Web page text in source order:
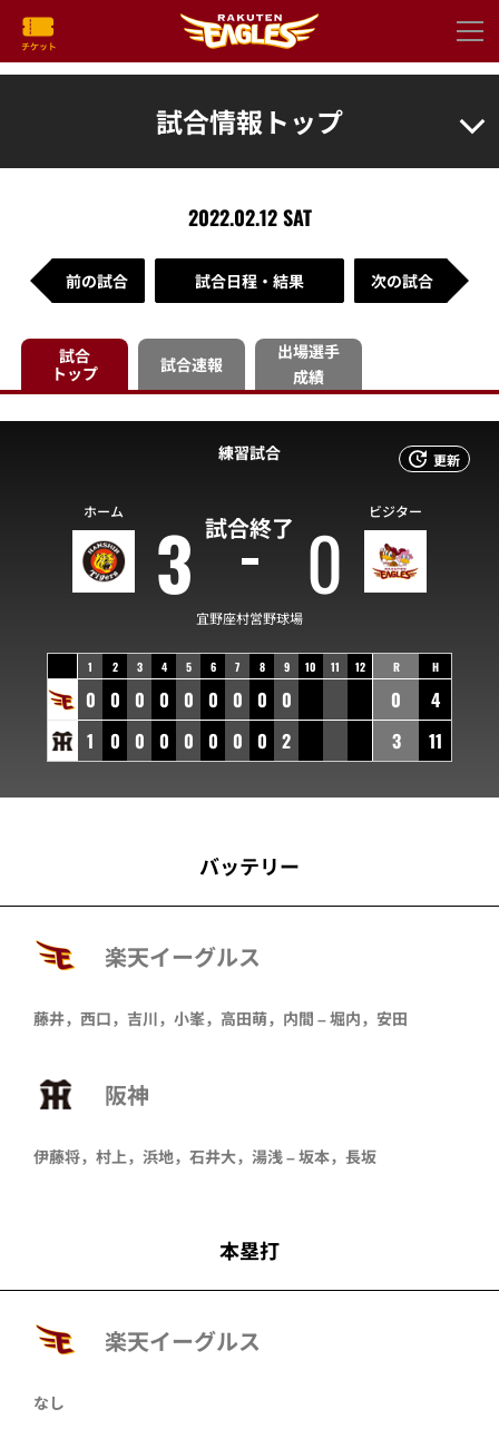
試合情報トップ
2022.02.12 SAT
前の試合 試合日程・結果 次の試合
試合
トップ
試合速報
出場選手
成績
更新
練習試合
試合終了
ホーム 3 0 ビジター
宜野座村営野球場
1 2 3 4 5 6 7 8 9 10 11 12
0 0 0 0 0 0 0 0 0
1
0 0 0 0 0 0 0 2
R H
0
4
3
11
バッテリー
楽天イーグルス
藤井，西口，吉川，小峯，高田萌，内間 – 堀内，安田
阪神
伊藤将，村上，浜地，石井大，湯浅 – 坂本，長坂
本塁打
楽天イーグルス
なし